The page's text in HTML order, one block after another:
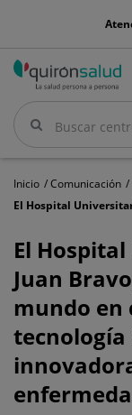
Buscar
Buscar
Inicio Comunicación
Hospital
Universitario
Ruber
Juan
Bravo,
primer
del
mundo
en
El
Juan
mundo en